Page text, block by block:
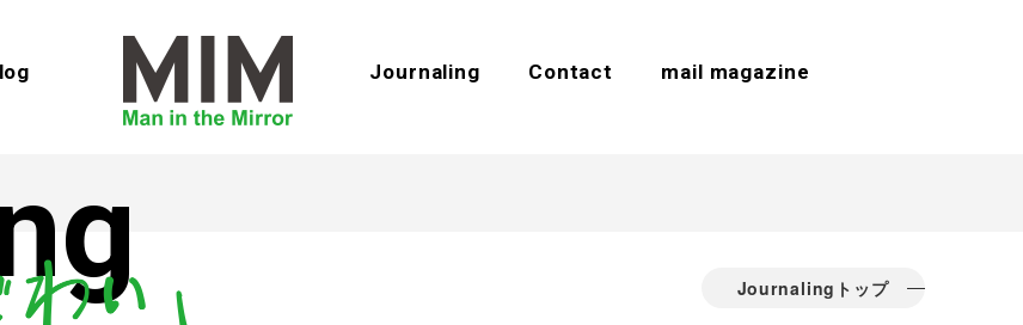
Journaling Contact mail magazine
Journalingトップ